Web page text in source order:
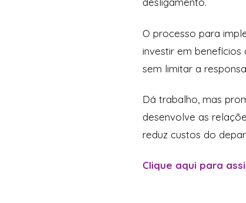
O processo para
investir em
sem limitar a
Dá trabalho, mas
desenvolve as
reduz custos do
Clique aqui para